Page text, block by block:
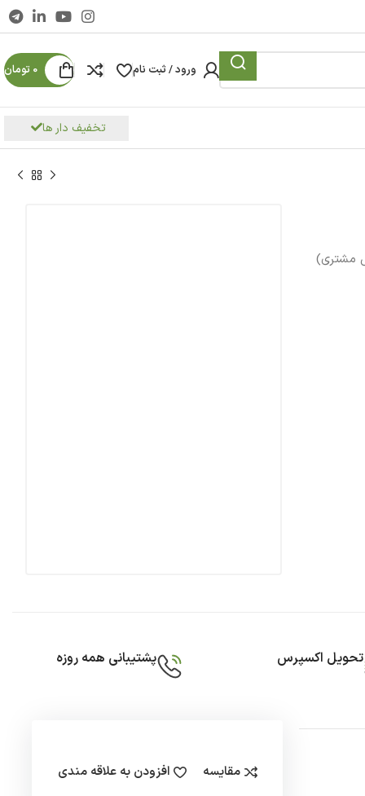
ورود / ثبت نام 0 تومان
تخفیف دار ها
مشتری)
تحویل اکسپرس پشتیبانی همه روزه
مقایسه افزودن به علاقه مندی